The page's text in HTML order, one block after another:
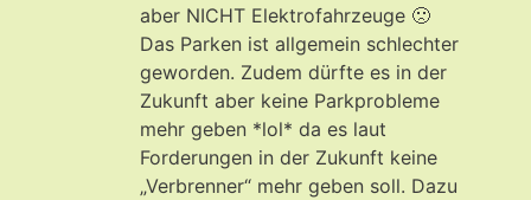
aber NICHT Elektrofahrzeuge 🙁
Das Parken ist allgemein schlechter
geworden. Zudem dürfte es in der
Zukunft aber keine Parkprobleme
mehr geben *lol* da es laut
Forderungen in der Zukunft keine
„Verbrenner“ mehr geben soll. Dazu